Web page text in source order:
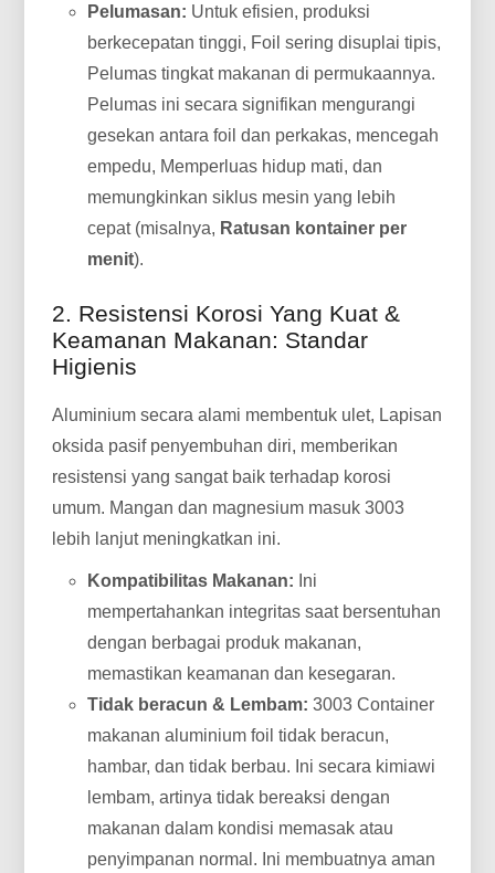
Pelumasan: Untuk efisien, produksi
berkecepatan tinggi, Foil sering disuplai tipis,
Pelumas tingkat makanan di permukaannya.
Pelumas ini secara signifikan mengurangi
gesekan antara foil dan perkakas, mencegah
empedu, Memperluas hidup mati, dan
memungkinkan siklus mesin yang lebih
cepat (misalnya, Ratusan kontainer per
menit).
2. Resistensi Korosi Yang Kuat &
Keamanan Makanan: Standar
Higienis
Aluminium secara alami membentuk ulet, Lapisan
oksida pasif penyembuhan diri, memberikan
resistensi yang sangat baik terhadap korosi
umum. Mangan dan magnesium masuk 3003
lebih lanjut meningkatkan ini.
Kompatibilitas Makanan: Ini
mempertahankan integritas saat bersentuhan
dengan berbagai produk makanan,
memastikan keamanan dan kesegaran.
Tidak beracun & Lembam: 3003 Container
makanan aluminium foil tidak beracun,
hambar, dan tidak berbau. Ini secara kimiawi
lembam, artinya tidak bereaksi dengan
makanan dalam kondisi memasak atau
penyimpanan normal. Ini membuatnya aman